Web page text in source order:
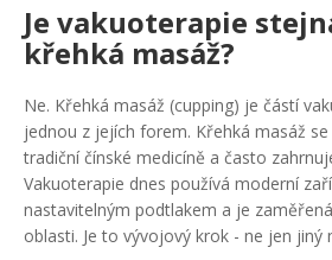
Je vakuoterapie
křehká masáž?
Ne. Křehká masáž (cupping) je částí
jednou z jejích forem. Křehká masáž
tradiční čínské medicíně a často
Vakuoterapie dnes používá moderní
nastavitelným podtlakem a je
oblasti. Je to vývojový krok - ne jen jiný